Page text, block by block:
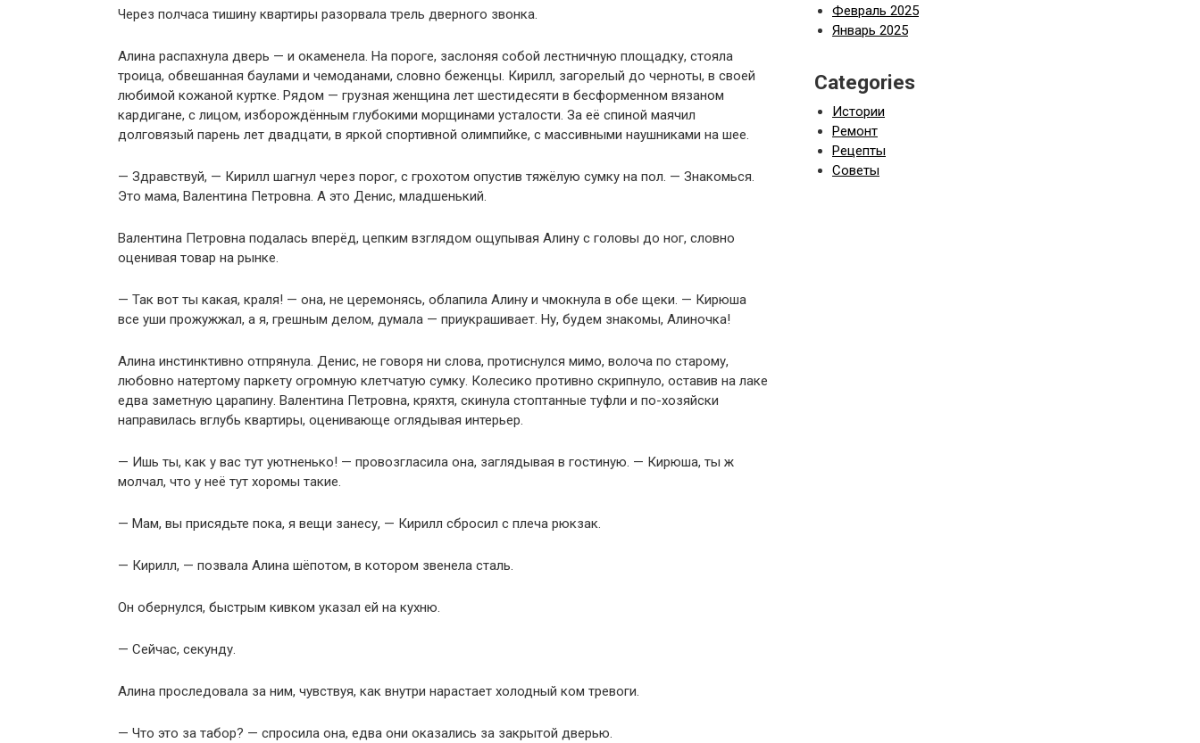
Через полчаса тишину квартиры разорвала трель дверного звонка.
Алина распахнула дверь — и окаменела. На пороге, заслоняя собой лестничную площадку, стояла
троица, обвешанная баулами и чемоданами, словно беженцы. Кирилл, загорелый до черноты, в своей
любимой кожаной куртке. Рядом — грузная женщина лет шестидесяти в бесформенном вязаном
кардигане, с лицом, изборождённым глубокими морщинами усталости. За её спиной маячил
долговязый парень лет двадцати, в яркой спортивной олимпийке, с массивными наушниками на шее.
— Здравствуй, — Кирилл шагнул через порог, с грохотом опустив тяжёлую сумку на пол. — Знакомься.
Это мама, Валентина Петровна. А это Денис, младшенький.
Валентина Петровна подалась вперёд, цепким взглядом ощупывая Алину с головы до ног, словно
оценивая товар на рынке.
— Так вот ты какая, краля! — она, не церемонясь, облапила Алину и чмокнула в обе щеки. — Кирюша
все уши прожужжал, а я, грешным делом, думала — приукрашивает. Ну, будем знакомы, Алиночка!
Алина инстинктивно отпрянула. Денис, не говоря ни слова, протиснулся мимо, волоча по старому,
любовно натертому паркету огромную клетчатую сумку. Колесико противно скрипнуло, оставив на лаке
едва заметную царапину. Валентина Петровна, кряхтя, скинула стоптанные туфли и по-хозяйски
направилась вглубь квартиры, оценивающе оглядывая интерьер.
— Ишь ты, как у вас тут уютненько! — провозгласила она, заглядывая в гостиную. — Кирюша, ты ж
молчал, что у неё тут хоромы такие.
— Мам, вы присядьте пока, я вещи занесу, — Кирилл сбросил с плеча рюкзак.
— Кирилл, — позвала Алина шёпотом, в котором звенела сталь.
Он обернулся, быстрым кивком указал ей на кухню.
— Сейчас, секунду.
Алина проследовала за ним, чувствуя, как внутри нарастает холодный ком тревоги.
— Что это за табор? — спросила она, едва они оказались за закрытой дверью.
Февраль 2025
Январь 2025
Categories
Истории
Ремонт
Рецепты
Советы